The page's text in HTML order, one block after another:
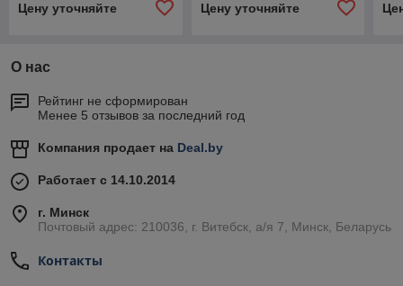
Цену уточняйте
Цену уточняйте
О нас
Рейтинг не сформирован
Менее 5 отзывов за последний год
Компания продает на Deal.by
Работает с 14.10.2014
г. Минск
Почтовый адрес: 210036, г. Витебск, а/я 7, Минск, Беларусь
Контакты